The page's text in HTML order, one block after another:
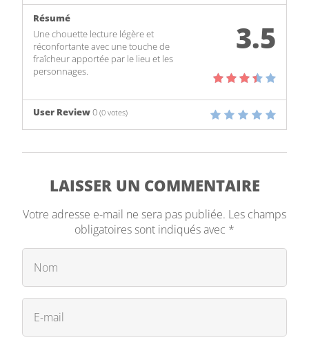
3.5
Résumé
Une chouette lecture légère et
réconfortante avec une touche de
fraîcheur apportée par le lieu et les
personnages.
User Review0 (0 votes)
LAISSER UN COMMENTAIRE
Votre adresse e-mail ne sera pas publiée. Les champs
obligatoires sont indiqués avec *